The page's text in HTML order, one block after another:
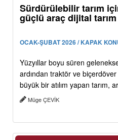
Sürdürülebilir tarım
güçlü araç dijital tarım
OCAK-ŞUBAT 2026 / KAPAK
Yüzyıllar boyu süren
ardından traktör ve
büyük bir atılım yapan tarım,
Müge ÇEVİK